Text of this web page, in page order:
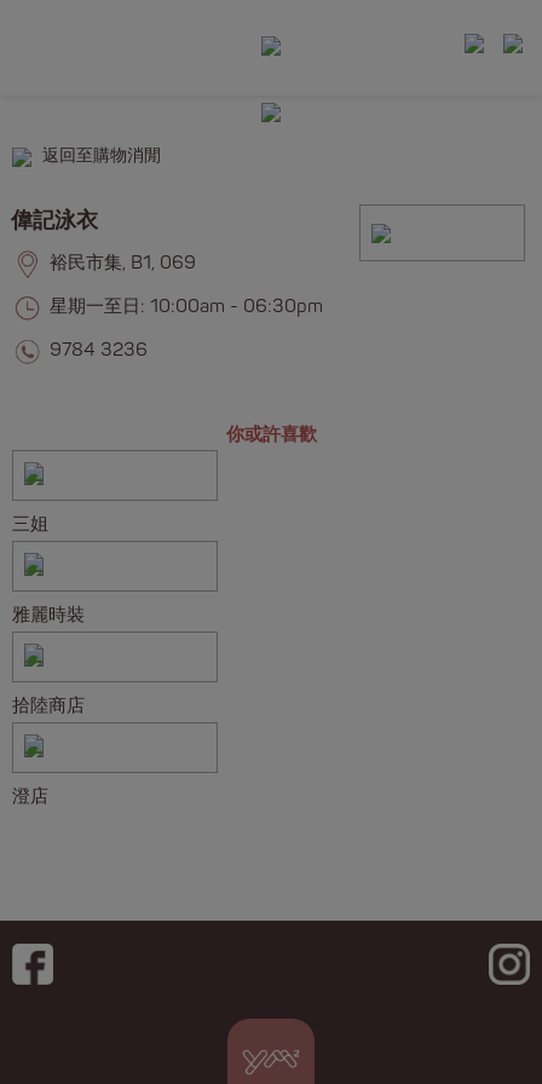
返回至購物消閒
偉記泳衣
裕民市集, B1, 069
星期一至日: 10:00am - 06:30pm
9784 3236
你或許喜歡
三姐
雅麗時裝
拾陸商店
澄店